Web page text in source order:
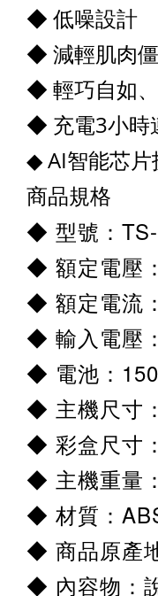
◆ 低噪設計
◆ 減輕肌肉
◆ 輕巧自如
◆ 充電3小時
◆ AI智能芯片
商品規格
◆ 型號：
◆ 額定電壓
◆ 額定電流
◆ 輸入電壓
◆ 電池：
◆ 主機尺寸
◆ 彩盒尺寸
◆ 主機重量
◆ 材質：
◆ 商品原產
◆ 內容物：